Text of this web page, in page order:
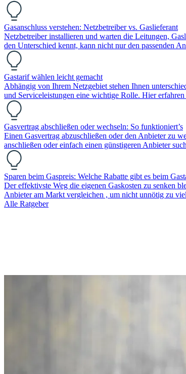
Gasanschluss verstehen: Netzbetreiber vs. Gaslieferant
Netzbetreiber installieren und warten die Leitungen,
den Unterschied kennt, kann nicht nur den passenden
Gastarif wählen leicht gemacht
Abhängig von Ihrem Netzgebiet stehen Ihnen
und Serviceleistungen eine wichtige Rolle. Hier
Gasvertrag abschließen oder wechseln: So funktioniert’s
Einen Gasvertrag abzuschließen oder den Anbieter zu
anschließen oder einfach einen günstigeren Anbieter
Sparen beim Gaspreis: Welche Rabatte gibt es beim
Der effektivste Weg die eigenen Gaskosten zu senken
Anbieter am Markt vergleichen , um nicht unnötig zu
Alle Ratgeber